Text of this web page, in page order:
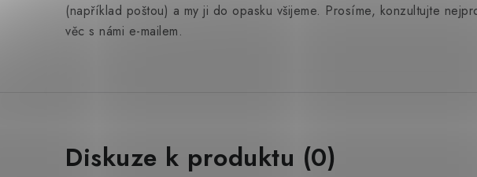
(například poštou) a my ji do opasku všijeme. Prosíme, konzultujte
věc s námi e-mailem.
Diskuze k produktu (0)